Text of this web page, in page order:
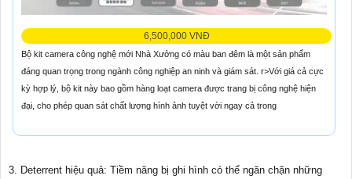
6,500,000 VNĐ
Bộ kit camera công nghệ mới Nhà Xưởng có màu ban đêm là một sản phẩm
đáng quan trọng trong ngành công nghiệp an ninh và giám sát. r>Với giá cả cực
kỳ hợp lý, bộ kit này bao gồm hàng loạt camera được trang bị công nghệ hiện
đại, cho phép quan sát chất lượng hình ảnh tuyệt vời ngay cả trong
3. Deterrent hiệu quả: Tiềm năng bị ghi hình có thể ngăn chặn những